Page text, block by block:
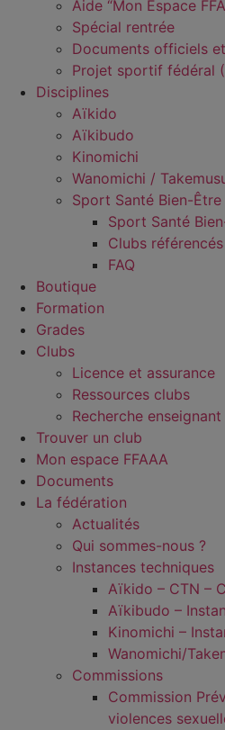
Aide “Mon Espace
Spécial rentrée
Documents officiels
Projet sportif fédéral
Disciplines
Aïkido
Aïkibudo
Kinomichi
Wanomichi /
Sport Santé Bien-Être
Sport Santé
Clubs référencés
FAQ
Boutique
Formation
Grades
Clubs
Licence et assurance
Ressources clubs
Recherche enseignant
Trouver un club
Mon espace FFAAA
Documents
La fédération
Actualités
Qui sommes-nous ?
Instances techniques
Aïkido – CTN –
Aïkibudo –
Kinomichi –
Wanomichi/
Commissions
Commission
violences